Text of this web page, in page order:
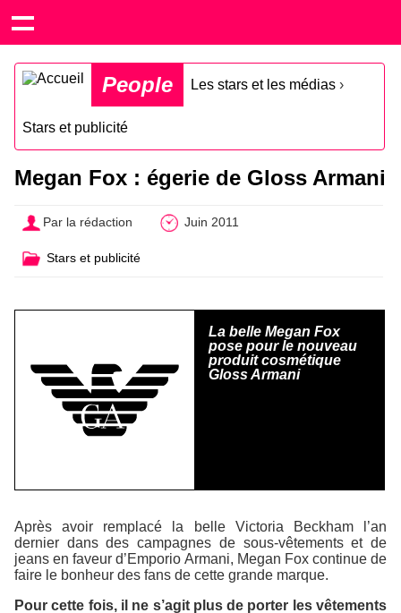
People Les stars et les médias ›
Stars et publicité
Megan Fox : égerie de Gloss Armani
Par la rédaction Juin 2011
Stars et publicité
La belle Megan Fox
pose pour le nouveau
produit cosmétique
Gloss Armani
Après avoir remplacé la belle Victoria Beckham l’an
dernier dans des campagnes de sous-vêtements et de
jeans en faveur d’Emporio Armani, Megan Fox continue de
faire le bonheur des fans de cette grande marque.
Pour cette fois, il ne s’agit plus de porter les vêtements